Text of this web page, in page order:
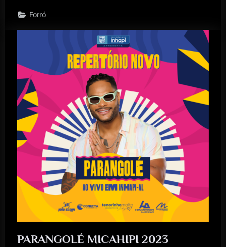
Forró
PARANGOLÉ MICAHIPI 2023